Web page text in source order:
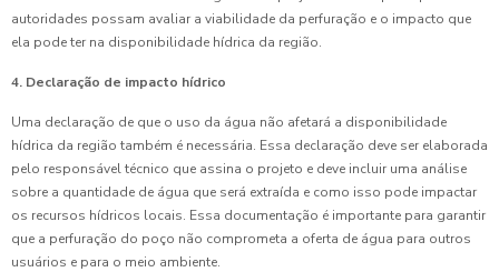
autoridades possam avaliar a viabilidade da perfuração e o impacto que
ela pode ter na disponibilidade hídrica da região.
4. Declaração de impacto hídrico
Uma declaração de que o uso da água não afetará a disponibilidade
hídrica da região também é necessária. Essa declaração deve ser elaborada
pelo responsável técnico que assina o projeto e deve incluir uma análise
sobre a quantidade de água que será extraída e como isso pode impactar
os recursos hídricos locais. Essa documentação é importante para garantir
que a perfuração do poço não comprometa a oferta de água para outros
usuários e para o meio ambiente.